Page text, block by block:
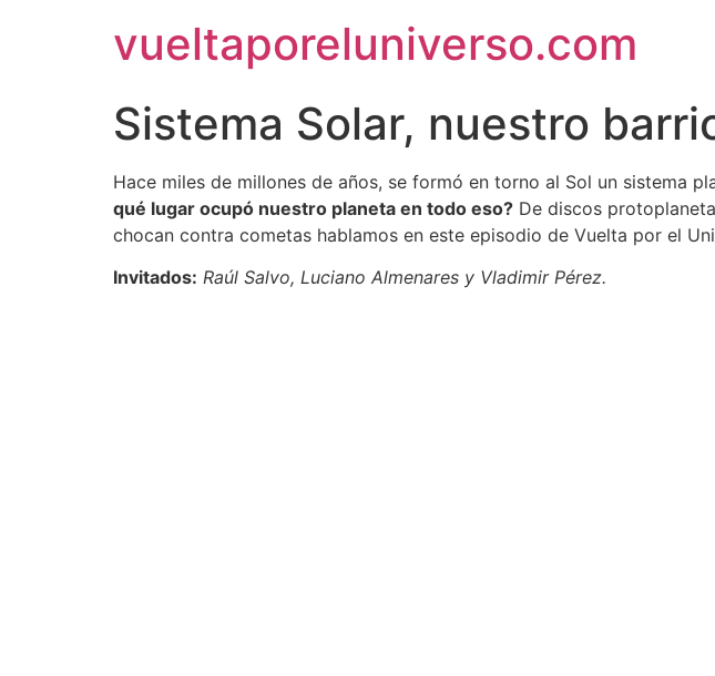
vueltaporeluniverso.com
Sistema Solar, nuestro
Hace miles de millones de años, se formó en torno al Sol un sistema
qué lugar ocupó nuestro planeta en todo eso? De discos
chocan contra cometas hablamos en este episodio de Vuelta por el
Invitados: Raúl Salvo, Luciano Almenares y Vladimir Pérez.